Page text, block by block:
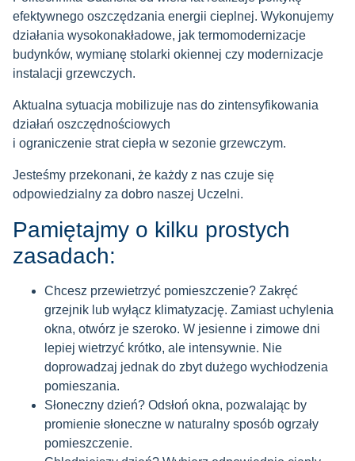
efektywnego oszczędzania energii cieplnej. Wykonujemy
działania wysokonakładowe, jak termomodernizacje
budynków, wymianę stolarki okiennej czy modernizacje
instalacji grzewczych.
Aktualna sytuacja mobilizuje nas do zintensyfikowania
działań oszczędnościowych
i ograniczenie strat ciepła w sezonie grzewczym.
Jesteśmy przekonani, że każdy z nas czuje się
odpowiedzialny za dobro naszej Uczelni.
Pamiętajmy o kilku prostych
zasadach:
Chcesz przewietrzyć pomieszczenie? Zakręć
grzejnik lub wyłącz klimatyzację. Zamiast uchylenia
okna, otwórz je szeroko. W jesienne i zimowe dni
lepiej wietrzyć krótko, ale intensywnie. Nie
doprowadzaj jednak do zbyt dużego wychłodzenia
pomieszania.
Słoneczny dzień? Odsłoń okna, pozwalając by
promienie słoneczne w naturalny sposób ogrzały
pomieszczenie.